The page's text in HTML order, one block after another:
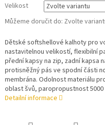
Velikost
Můžeme doručit do: Zvolte
Dětské softshellové kalhoty pro
nastavitelnou velikostí, flexibilní
přední kapsy na zip, zadní kapsa
protisněžný pás ve spodní části
membrána. Odolnost materiálu
oblast švů, paropropustnost 5000
Detailní informace